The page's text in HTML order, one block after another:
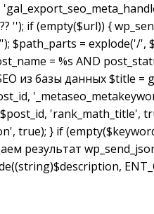
''); if (empty($url)) {
$path_parts = explode('/
= %s AND
из базы данных $title =
'rank_math_title',
true); } if
результат